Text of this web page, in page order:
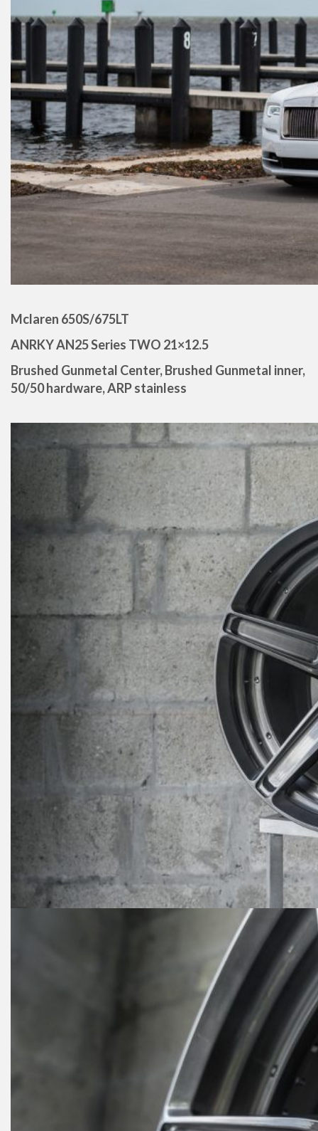
Mclaren 650S/675LT
ANRKY AN25 Series TWO 21×12.5
Brushed Gunmetal Center, Brushed Gunmetal inner,
50/50 hardware, ARP stainless